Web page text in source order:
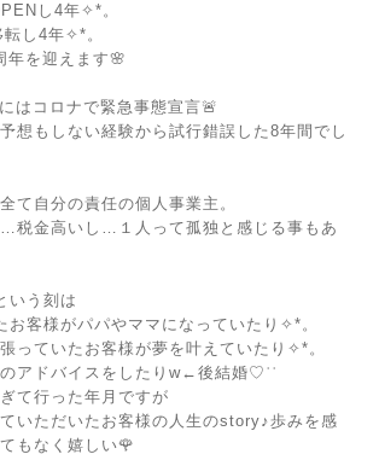
し4年✧*。
し4年✧*。
を迎えます🌸
はコロナで緊急事態宣言🚨
想もしない経験から試行錯誤した8年間でし
て自分の責任の個人事業主。
税金高いし…１人って孤独と感じる事もあ
いう刻は
お客様がパパやママになっていたり✧*。
っていたお客様が夢を叶えていたり✧*。
アドバイスをしたりw←後結婚♡ʾʾ
て行った年月ですが
いただいたお客様の人生のstory♪歩みを感
もなく嬉しい🌹